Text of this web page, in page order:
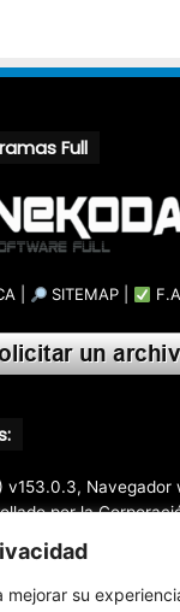
mejorar su
Full
| SITEMAP
v153.0.3, Navegador
por la
Solución